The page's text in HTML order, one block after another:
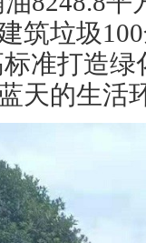
筑垃圾
准打造
天的生活